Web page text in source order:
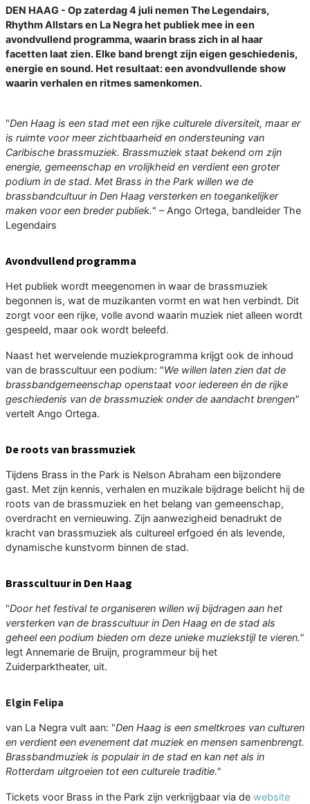
DEN HAAG - Op zaterdag 4 juli nemen The Legendairs,
Rhythm Allstars en La Negra het publiek mee in een
avondvullend programma, waarin brass zich in al haar
facetten laat zien. Elke band brengt zijn eigen geschiedenis,
energie en sound. Het resultaat: een avondvullende show
waarin verhalen en ritmes samenkomen.
"Den Haag is een stad met een rijke culturele diversiteit, maar er
is ruimte voor meer zichtbaarheid en ondersteuning van
Caribische brassmuziek. Brassmuziek staat bekend om zijn
energie, gemeenschap en vrolijkheid en verdient een groter
podium in de stad. Met Brass in the Park willen we de
brassbandcultuur in Den Haag versterken en toegankelijker
maken voor een breder publiek." – Ango Ortega, bandleider The
Legendairs
Avondvullend programma
Het publiek wordt meegenomen in waar de brassmuziek
begonnen is, wat de muzikanten vormt en wat hen verbindt. Dit
zorgt voor een rijke, volle avond waarin muziek niet alleen wordt
gespeeld, maar ook wordt beleefd.
Naast het wervelende muziekprogramma krijgt ook de inhoud
van de brasscultuur een podium: "We willen laten zien dat de
brassbandgemeenschap openstaat voor iedereen én de rijke
geschiedenis van de brassmuziek onder de aandacht brengen"
vertelt Ango Ortega.
De roots van brassmuziek
Tijdens Brass in the Park is Nelson Abraham een bijzondere
gast. Met zijn kennis, verhalen en muzikale bijdrage belicht hij de
roots van de brassmuziek en het belang van gemeenschap,
overdracht en vernieuwing. Zijn aanwezigheid benadrukt de
kracht van brassmuziek als cultureel erfgoed én als levende,
dynamische kunstvorm binnen de stad.
Brasscultuur in Den Haag
"Door het festival te organiseren willen wij bijdragen aan het
versterken van de brasscultuur in Den Haag en de stad als
geheel een podium bieden om deze unieke muziekstijl te vieren."
legt Annemarie de Bruijn, programmeur bij het
Zuiderparktheater, uit.
Elgin Felipa
van La Negra vult aan: "Den Haag is een smeltkroes van culturen
en verdient een evenement dat muziek en mensen samenbrengt.
Brassbandmuziek is populair in de stad en kan net als in
Rotterdam uitgroeien tot een culturele traditie."
Tickets voor Brass in the Park zijn verkrijgbaar via de website